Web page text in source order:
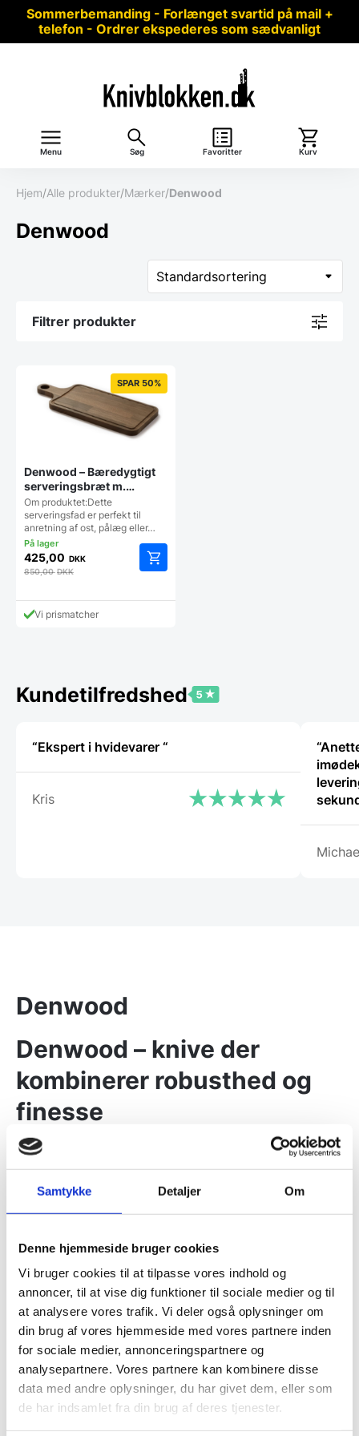
Samtykke Detaljer Om
Denne hjemmeside bruger cookies
Vi bruger cookies til at tilpasse vores indhold og
annoncer, til at vise dig funktioner til sociale medier og til
at analysere vores trafik. Vi deler også oplysninger om
din brug af vores hjemmeside med vores partnere inden
for sociale medier, annonceringspartnere og
analysepartnere. Vores partnere kan kombinere disse
data med andre oplysninger, du har givet dem, eller som
de har indsamlet fra din brug af deres tjenester.
Sommerbemanding - Forlænget svartid på mail +
telefon - Ordrer ekspederes som sædvanligt
Menu Søg Favoritter Kurv
Hjem/Alle produkter/Mærker/Denwood
Denwood
Filtrer produkter
SPAR 50%
Denwood – Bæredygtigt
serveringsbræt m.
saftrille – 60x20x2 cm.
Om produktet:Dette
serveringsfad er perfekt til
anretning af ost, pålæg eller…
425,00 DKK
850,00DKK
Vi prismatcher
Kundetilfredshed
“Ekspert i hvidevarer “
Kris
Denwood
Denwood – knive der
kombinerer robusthed og
finesse
Denwood er et anerkendt navn inden for
køkkenknive, der især tiltaler både private
madentusiaster og professionelle kokke, som ønsker
pålidelige og velafbalancerede redskaber. Hos
som byder på knive til madlavning Denwood har
skabt med fokus på både funktionalitet og
holdbarhed. Denwood kokkekniv og andre modeller
er designet til at levere skarpe og præcise snit under
alle forhold, hvilket gør dem uundværlige i køkkenet
til både hverdagsbrug og krævende opgaver.
Et bredt udvalg af denwood
knive til alle formål
Vis mere